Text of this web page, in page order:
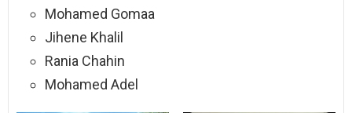
Mohamed Gomaa
Jihene Khalil
Rania Chahin
Mohamed Adel